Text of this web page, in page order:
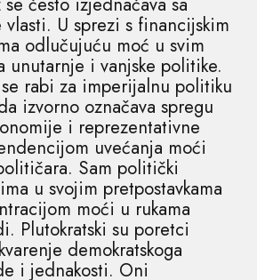
U sprezi s financijskim
odlučujuću moć u svim
i vanjske politike.
rabi za imperijalnu politiku
izvorno označava spregu
i reprezentativne
uvećanja moći
Sam politički
u svojim pretpostavkama
moći u rukama
Plutokratski su poretci
demokratskoga
i jednakosti. Oni